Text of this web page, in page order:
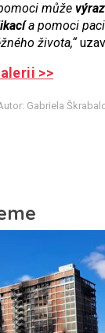
může
a pomoci
života,“
>>
Gabriela